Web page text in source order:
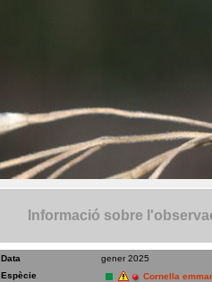
Informació sobre
Data
gener 2025
Espècie
Cornella